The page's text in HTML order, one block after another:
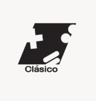
contenido